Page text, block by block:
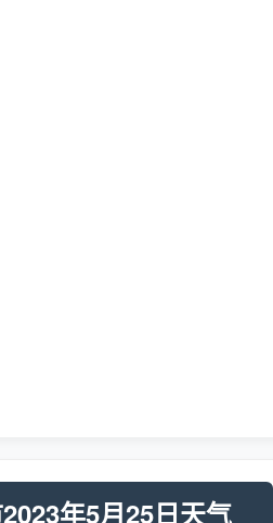
年5月25日天气